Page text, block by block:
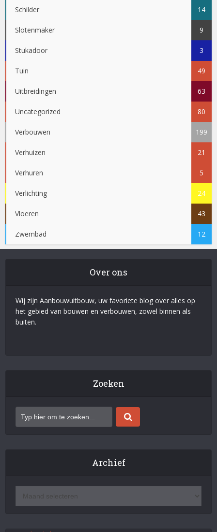
Schilder 14
Slotenmaker 9
Stukadoor 3
Tuin 49
Uitbreidingen 63
Uncategorized 80
Verbouwen 199
Verhuizen 21
Verhuren 5
Verlichting 24
Vloeren 43
Zwembad 12
Over ons
Wij zijn Aanbouwuitbouw, uw favoriete blog over alles op
het gebied van bouwen en verbouwen, zowel binnen als
buiten.
Zoeken
Archief